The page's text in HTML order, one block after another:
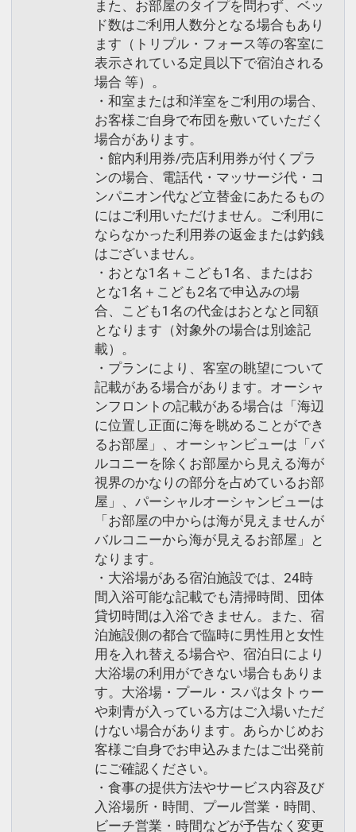
また、お部屋のタイプを問わず、ベッ
ド数はご利用人数分となる場合もあり
ます（トリプル・フォース等の客室に
表示されている定員以下で宿泊される
場合 等）。
・和室または和洋室をご利用の場合、
お客様ご自身で布団を敷いていただく
場合があります。
・館内利用券/売店利用券が付くプラ
ンの場合、電話代・マッサージ代・コ
ンパニオン代など立替金にあたるもの
にはご利用いただけません。ご利用に
ならなかった利用券の返金または釣銭
はございません。
・おとな1名＋こども1名、またはお
とな1名＋こども2名で申込みの場
合、こども1名の代金はおとなと同額
となります（対象外の場合は別途記
載）。
・プランにより、客室の眺望について
記載がある場合があります。オーシャ
ンフロントの記載がある場合は「海辺
に位置し正面に海を眺めることができ
るお部屋」、オーシャンビューは「バ
ルコニーを除くお部屋から見える海が
視界のかなりの部分を占めているお部
屋」、パーシャルオーシャンビューは
「お部屋の中からは海が見えませんが
バルコニーから海が見えるお部屋」と
なります。
・大浴場がある宿泊施設では、24時
間入浴可能な記載でも清掃時間、団体
貸切時間は入浴できません。また、宿
泊施設側の都合で臨時に男性用と女性
用を入れ替える場合や、宿泊日により
大浴場の利用ができない場合もありま
す。大浴場・プール・スパはタトゥー
や刺青が入っている方はご入場いただ
けない場合があります。あらかじめお
客様ご自身でお申込みまたはご出発前
にご確認ください。
・食事の提供方法やサービス内容及び
入浴場所・時間、プール営業・時間、
ビーチ営業・時間などが予告なく変更